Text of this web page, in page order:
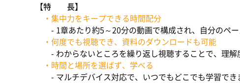
【特 長】
・集中力をキープできる時間配分
- 1章あたり約5～20分の動画で構成され、自分のペー
・何度でも視聴でき、資料のダウンロードも可能
- わからないところを繰り返し視聴することで、理解
・時間と場所を選ばず、学べる
- マルチデバイス対応で、いつでもどこでも学習でき